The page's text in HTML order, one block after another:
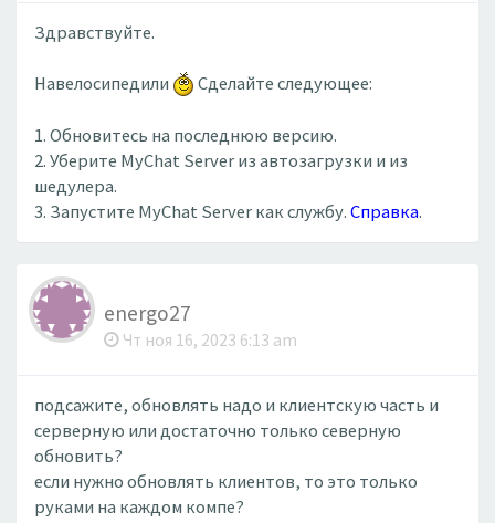
Здравствуйте.
Навелосипедили Сделайте следующее:
1. Обновитесь на последнюю версию.
2. Уберите MyChat Server из автозагрузки и из
шедулера.
3. Запустите MyChat Server как службу.Справка.
energo27
Чт ноя 16, 2023 6:13 am
подсажите, обновлять надо и клиентскую часть и
серверную или достаточно только северную
обновить?
если нужно обновлять клиентов, то это только
руками на каждом компе?